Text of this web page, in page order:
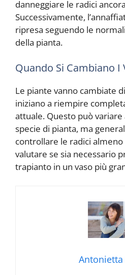
danneggiare le radici
Successivamente,
ripresa seguendo le
della pianta.
Quando Si Cambiano I
Le piante vanno cambiate
iniziano a riempire
attuale. Questo può variare
specie di pianta, ma
controllare le radici almeno
valutare se sia necessario
trapianto in un vaso più
Antonietta